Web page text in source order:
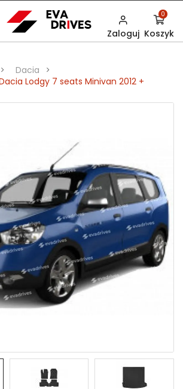
Zaloguj Koszyk
0
Dacia
Dacia Lodgy 7 seats Minivan 2012 +